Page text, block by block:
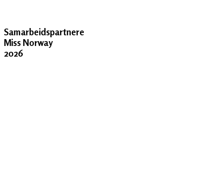
Samarbeidspartnere
Miss Norway
2026